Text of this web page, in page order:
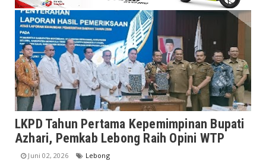
LKPD Tahun Pertama Kepemimpinan Bupati
Azhari, Pemkab Lebong Raih Opini WTP
Juni 02, 2026 Lebong